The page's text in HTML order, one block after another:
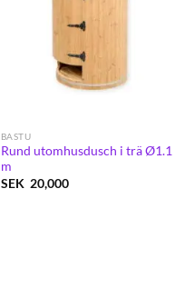
BASTU
Rund utomhusdusch i trä Ø1.1
m
SEK 20,000